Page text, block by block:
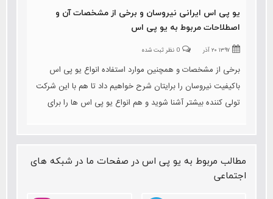
یو پی اس ایرانی نیروسان و برخی از مشخصات آن و
اصطلاحات مربوط به یو پی اس
۱۳۹۷ ۲۰ آذر 0 نظر ثبت شده
برخی از مشخصات و همچنین موارد استفاده انواع یو پی اس
باکیفیت نیروسان را برایتان شرح خواهیم داد تا هم با این شرکت
تولی کننده بیشتر آشنا شوید و هم انواع یو پی اس ها را برای
اشاره خواهیم کرد
مطالب مربوط به یو پی اس در صفحات ما در شبکه های
اجتماعی